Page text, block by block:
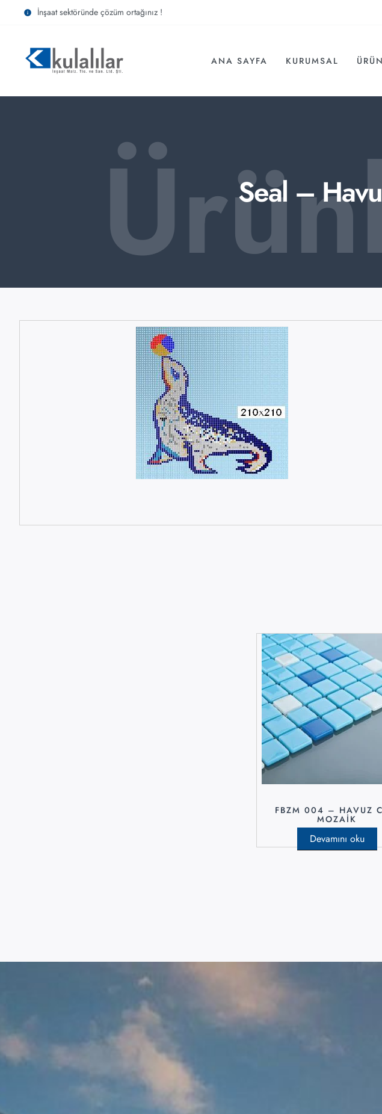
İnşaat sektöründe çözüm ortağınız !
ANA SAYFA KURUMSAL
Seal –
FBZM 004 – HAVUZ
MOZAIK
Devamını oku